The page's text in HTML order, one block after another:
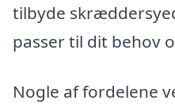
tilbyde
passer til dit behov
Nogle af fordelene